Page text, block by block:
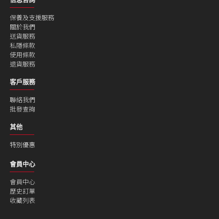
保養及支援服務
關於我們
送貨服務
私隱條款
使用條款
退貨服務
客戶服務
聯絡我們
批發查詢
其他
特別優惠
會員中心
會員中心
歷史訂單
收藏列表